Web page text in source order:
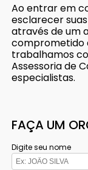
Ao entrar em
esclarecer
através de um
comprometido
trabalhamos
Assessoria de
especialistas.
FAÇA UM
Digite seu nome